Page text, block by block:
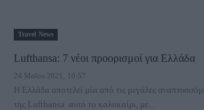
Travel News
Lufthansa: 7 νέοι προορισμοί για Ελλάδα
24 Μαΐου 2021, 10:57
Η Ελλάδα αποτελεί μία από τις μεγάλες
της Lufthansa αυτό το καλοκαίρι, με...